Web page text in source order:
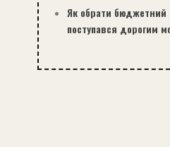
Як обрати
поступався дорогим